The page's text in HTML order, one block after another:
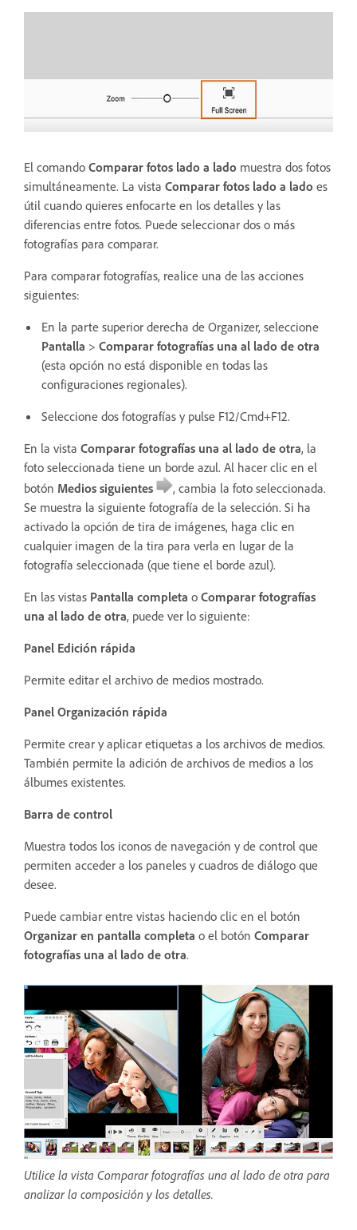
El comando Comparar fotos lado a lado muestra dos fotos
simultáneamente. La vista Comparar fotos lado a lado es
útil cuando quieres enfocarte en los detalles y las
diferencias entre fotos. Puede seleccionar dos o más
fotografías para comparar.
Para comparar fotografías, realice una de las acciones
siguientes:
En la parte superior derecha de Organizer, seleccione
Pantalla > Comparar fotografías una al lado de otra
(esta opción no está disponible en todas las
configuraciones regionales).
Seleccione dos fotografías y pulse F12/Cmd+F12.
En la vista Comparar fotografías una al lado de otra, la
foto seleccionada tiene un borde azul. Al hacer clic en el
botón Medios siguientes
, cambia la foto seleccionada.
Se muestra la siguiente fotografía de la selección. Si ha
activado la opción de tira de imágenes, haga clic en
cualquier imagen de la tira para verla en lugar de la
fotografía seleccionada (que tiene el borde azul).
En las vistas Pantalla completa o Comparar fotografías
una al lado de otra, puede ver lo siguiente:
Panel Edición rápida
Permite editar el archivo de medios mostrado.
Panel Organización rápida
Permite crear y aplicar etiquetas a los archivos de medios.
También permite la adición de archivos de medios a los
álbumes existentes.
Barra de control
Muestra todos los iconos de navegación y de control que
permiten acceder a los paneles y cuadros de diálogo que
desee.
Puede cambiar entre vistas haciendo clic en el botón
Organizar en pantalla completa o el botón Comparar
fotografías una al lado de otra.
Utilice la vista Comparar fotografías una al lado de otra para
analizar la composición y los detalles.